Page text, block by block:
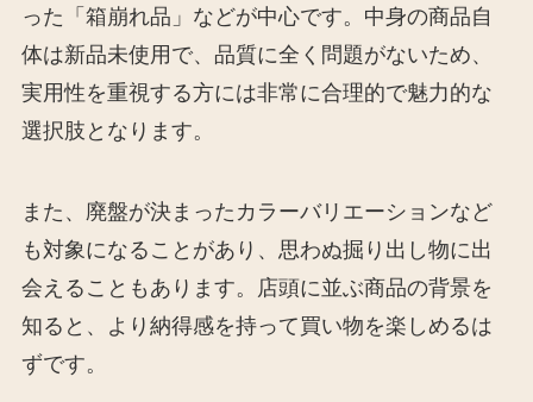
った「箱崩れ品」などが中心です。中身の商品自
体は新品未使用で、品質に全く問題がないため、
実用性を重視する方には非常に合理的で魅力的な
選択肢となります。
また、廃盤が決まったカラーバリエーションなど
も対象になることがあり、思わぬ掘り出し物に出
会えることもあります。店頭に並ぶ商品の背景を
知ると、より納得感を持って買い物を楽しめるは
ずです。